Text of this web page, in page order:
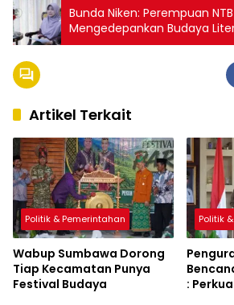
Bunda Niken: Perempuan
Mengedepankan Budaya
Artikel Terkait
Politik & Pemerintahan
Wabup Sumbawa Dorong
Tiap Kecamatan Punya
Festival Budaya
Politik
: